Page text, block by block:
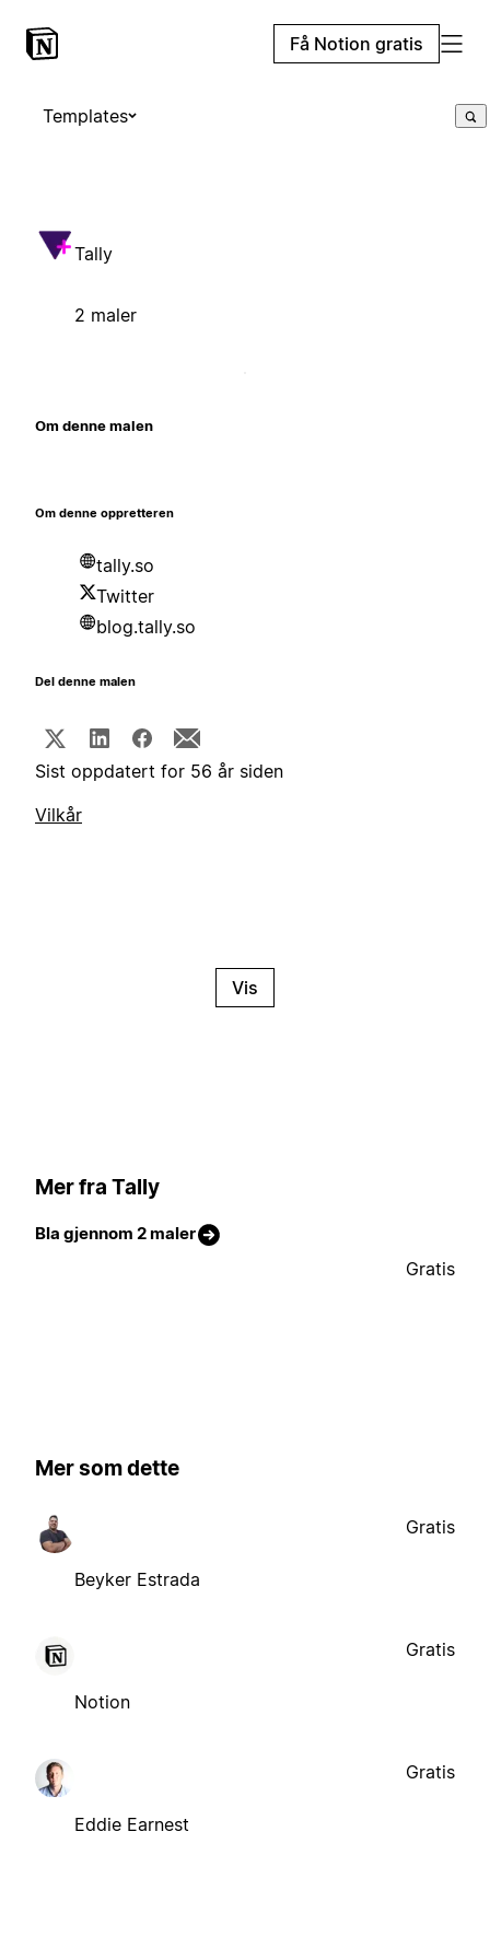
Få Notion gratis
Templates
Tally
2 maler
Om denne malen
Om denne oppretteren
tally.so
Twitter
blog.tally.so
Del denne malen
Sist oppdatert for 56 år siden
Vilkår
Vis
Mer fra Tally
Bla gjennom 2 maler
Gratis
Mer som dette
Beyker Estrada
Gratis
Notion
Gratis
Eddie Earnest
Gratis